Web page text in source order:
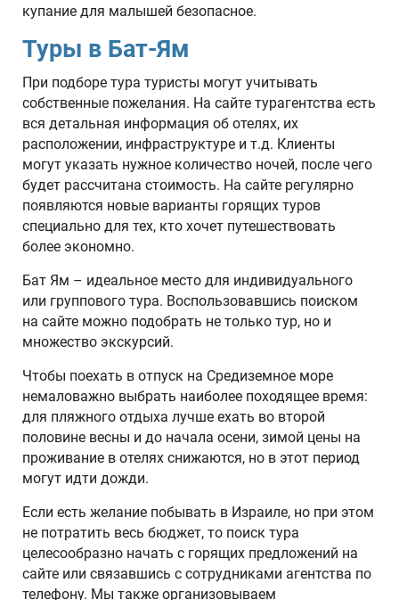
купание для малышей безопасное.
Туры в Бат-Ям
При подборе тура туристы могут учитывать
собственные пожелания. На сайте турагентства есть
вся детальная информация об отелях, их
расположении, инфраструктуре и т.д. Клиенты
могут указать нужное количество ночей, после чего
будет рассчитана стоимость. На сайте регулярно
появляются новые варианты горящих туров
специально для тех, кто хочет путешествовать
более экономно.
Бат Ям – идеальное место для индивидуального
или группового тура. Воспользовавшись поиском
на сайте можно подобрать не только тур, но и
множество экскурсий.
Чтобы поехать в отпуск на Средиземное море
немаловажно выбрать наиболее походящее время:
для пляжного отдыха лучше ехать во второй
половине весны и до начала осени, зимой цены на
проживание в отелях снижаются, но в этот период
могут идти дожди.
Если есть желание побывать в Израиле, но при этом
не потратить весь бюджет, то поиск тура
целесообразно начать с горящих предложений на
сайте или связавшись с сотрудниками агентства по
телефону. Мы также организовываем